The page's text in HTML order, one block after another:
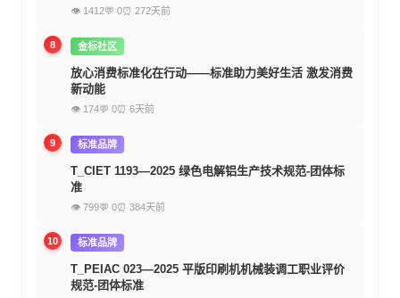
👁 1412💬 0⏰ 272天前
8 金标社区
放心消费标准化在行动——标准助力美好生活 激发消费
新动能
👁 174💬 0⏰ 6天前
9 标准品牌
T_CIET 1193—2025 绿色电解铝生产技术规范-团体标
准
👁 799💬 0⏰ 384天前
10 标准品牌
T_PEIAC 023—2025 平版印刷机机械装调工职业评价
规范-团体标准